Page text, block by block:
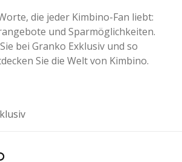
die jeder Kimbino-Fan liebt:
und Sparmöglichkeiten.
bei Granko Exklusiv und so
Sie die Welt von Kimbino.